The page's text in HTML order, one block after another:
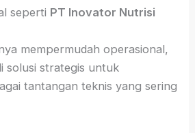
seperti PT Inovator Nutrisi
mempermudah operasional,
solusi strategis untuk
tantangan teknis yang sering